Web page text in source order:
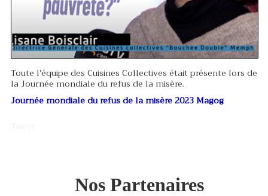
Toute l'équipe des Cuisines Collectives était présente lors de
la Journée mondiale du refus de la misère.
Journée mondiale du refus de la misère 2023 Magog
Nos Partenaires